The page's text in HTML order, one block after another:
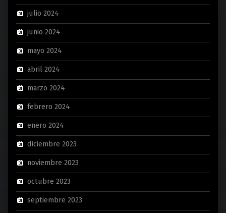
julio 2024
junio 2024
mayo 2024
abril 2024
marzo 2024
febrero 2024
enero 2024
diciembre 2023
noviembre 2023
octubre 2023
septiembre 2023